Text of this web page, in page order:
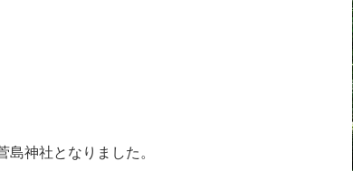
神社となりました。